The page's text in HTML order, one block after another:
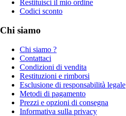
Restituisci il mio ordine
Codici sconto
Chi siamo
Chi siamo ?
Contattaci
Condizioni di vendita
Restituzioni e rimborsi
Esclusione di responsabilità legale
Metodi di pagamento
Prezzi e opzioni di consegna
Informativa sulla privacy